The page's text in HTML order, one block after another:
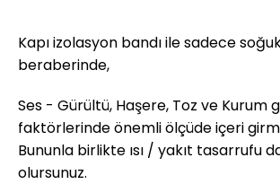
Kapı izolasyon bandı ile sadece
beraberinde,
Ses - Gürültü, Haşere, Toz ve Kurum
faktörlerinde önemli ölçüde içeri
Bununla birlikte ısı / yakıt tasarrufu
olursunuz.